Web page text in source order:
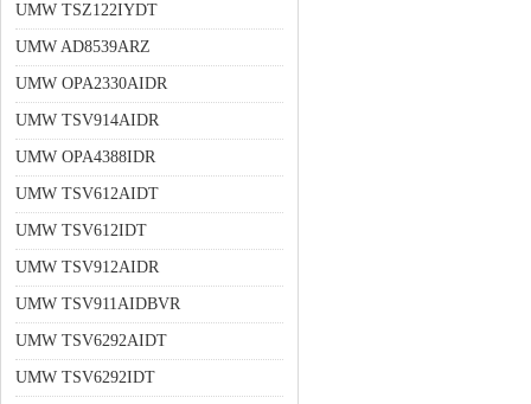
UMW TSZ122IYDT
UMW AD8539ARZ
UMW OPA2330AIDR
UMW TSV914AIDR
UMW OPA4388IDR
UMW TSV612AIDT
UMW TSV612IDT
UMW TSV912AIDR
UMW TSV911AIDBVR
UMW TSV6292AIDT
UMW TSV6292IDT